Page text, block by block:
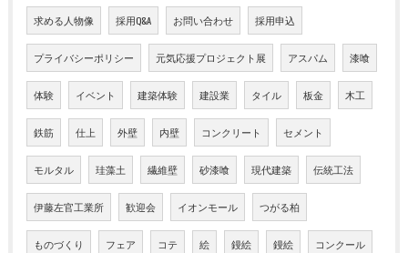
求める人物像 採用Q&A お問い合わせ 採用申込
プライバシーポリシー 元気応援プロジェクト展 アスパム 漆喰
体験 イベント 建築体験 建設業 タイル 板金 木工
鉄筋 仕上 外壁 内壁 コンクリート セメント
モルタル 珪藻土 繊維壁 砂漆喰 現代建築 伝統工法
伊藤左官工業所 歓迎会 イオンモール つがる柏
ものづくり フェア コテ 絵 鏝絵 鏝絵 コンクール